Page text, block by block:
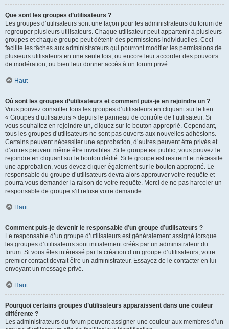
Que sont les groupes d’utilisateurs ?
Les groupes d’utilisateurs sont une façon pour les administrateurs du forum de
regrouper plusieurs utilisateurs. Chaque utilisateur peut appartenir à plusieurs
groupes et chaque groupe peut détenir des permissions individuelles. Ceci
facilite les tâches aux administrateurs qui pourront modifier les permissions de
plusieurs utilisateurs en une seule fois, ou encore leur accorder des pouvoirs
de modération, ou bien leur donner accès à un forum privé.
Haut
Où sont les groupes d’utilisateurs et comment puis-je en rejoindre un ?
Vous pouvez consulter tous les groupes d’utilisateurs en cliquant sur le lien
« Groupes d’utilisateurs » depuis le panneau de contrôle de l’utilisateur. Si
vous souhaitez en rejoindre un, cliquez sur le bouton approprié. Cependant,
tous les groupes d’utilisateurs ne sont pas ouverts aux nouvelles adhésions.
Certains peuvent nécessiter une approbation, d’autres peuvent être privés et
d’autres peuvent même être invisibles. Si le groupe est public, vous pouvez le
rejoindre en cliquant sur le bouton dédié. Si le groupe est restreint et nécessite
une approbation, vous devez cliquer également sur le bouton approprié. Le
responsable du groupe d’utilisateurs devra alors approuver votre requête et
pourra vous demander la raison de votre requête. Merci de ne pas harceler un
responsable de groupe s’il refuse votre demande.
Haut
Comment puis-je devenir le responsable d’un groupe d’utilisateurs ?
Le responsable d’un groupe d’utilisateurs est généralement assigné lorsque
les groupes d’utilisateurs sont initialement créés par un administrateur du
forum. Si vous êtes intéressé par la création d’un groupe d’utilisateurs, votre
premier contact devrait être un administrateur. Essayez de le contacter en lui
envoyant un message privé.
Haut
Pourquoi certains groupes d’utilisateurs apparaissent dans une couleur
différente ?
Les administrateurs du forum peuvent assigner une couleur aux membres d’un